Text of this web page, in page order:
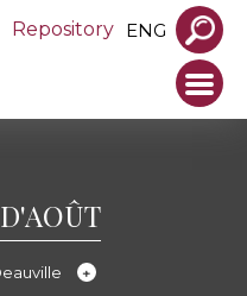
Repository ENG